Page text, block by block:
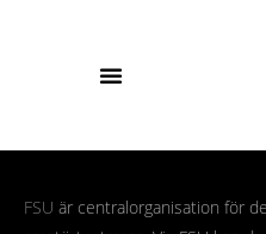
FSU är centralorganisation för